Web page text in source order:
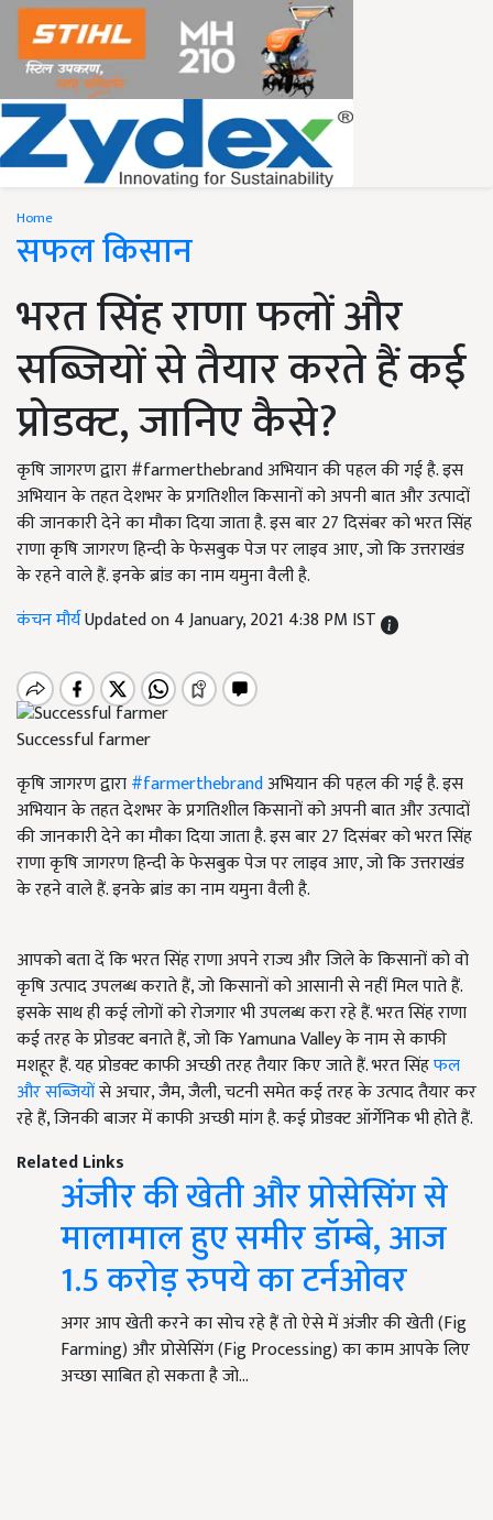
Home
सफल किसान
भरत सिंह राणा फलों और
सब्जियों से तैयार करते हैं कई
प्रोडक्ट, जानिए कैसे?
कृषि जागरण द्वारा #farmerthebrand अभियान की पहल की गई है. इस
अभियान के तहत देशभर के प्रगतिशील किसानों को अपनी बात और उत्पादों
की जानकारी देने का मौका दिया जाता है. इस बार 27 दिसंबर को भरत सिंह
राणा कृषि जागरण हिन्दी के फेसबुक पेज पर लाइव आए, जो कि उत्तराखंड
के रहने वाले हैं. इनके ब्रांड का नाम यमुना वैली है.
कंचन मौर्यUpdated on 4 January, 2021 4:38 PM IST
Successful farmer
कृषि जागरण द्वारा#farmerthebrandअभियान की पहल की गई है. इस
अभियान के तहत देशभर के प्रगतिशील किसानों को अपनी बात और उत्पादों
की जानकारी देने का मौका दिया जाता है. इस बार 27 दिसंबर को भरत सिंह
राणा कृषि जागरण हिन्दी के फेसबुक पेज पर लाइव आए, जो कि उत्तराखंड
के रहने वाले हैं. इनके ब्रांड का नाम यमुना वैली है.
आपको बता दें कि भरत सिंह राणा अपने राज्य और जिले के किसानों को वो
कृषि उत्पाद उपलब्ध कराते हैं, जो किसानों को आसानी से नहीं मिल पाते हैं.
इसके साथ ही कई लोगों को रोजगार भी उपलब्ध करा रहे हैं. भरत सिंह राणा
कई तरह के प्रोडक्ट बनाते हैं, जो कि Yamuna Valley के नाम से काफी
मशहूर हैं. यह प्रोडक्ट काफी अच्छी तरह तैयार किए जाते हैं. भरत सिंहफल
और सब्जियोंसे अचार, जैम, जैली, चटनी समेत कई तरह के उत्पाद तैयार कर
रहे हैं, जिनकी बाजर में काफी अच्छी मांग है. कई प्रोडक्ट ऑर्गेनिक भी होते हैं.
Related Links
अंजीर की खेती और प्रोसेसिंग से
मालामाल हुए समीर डॉम्बे, आज
1.5 करोड़ रुपये का टर्नओवर
अगर आप खेती करने का सोच रहे हैं तो ऐसे में अंजीर की खेती (Fig
Farming) और प्रोसेसिंग (Fig Processing) का काम आपके लिए
अच्छा साबित हो सकता है जो…